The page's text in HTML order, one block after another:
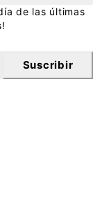
de las últimas
Suscribir